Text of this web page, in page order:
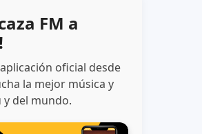
FM a
oficial desde
la mejor música y
del mundo.